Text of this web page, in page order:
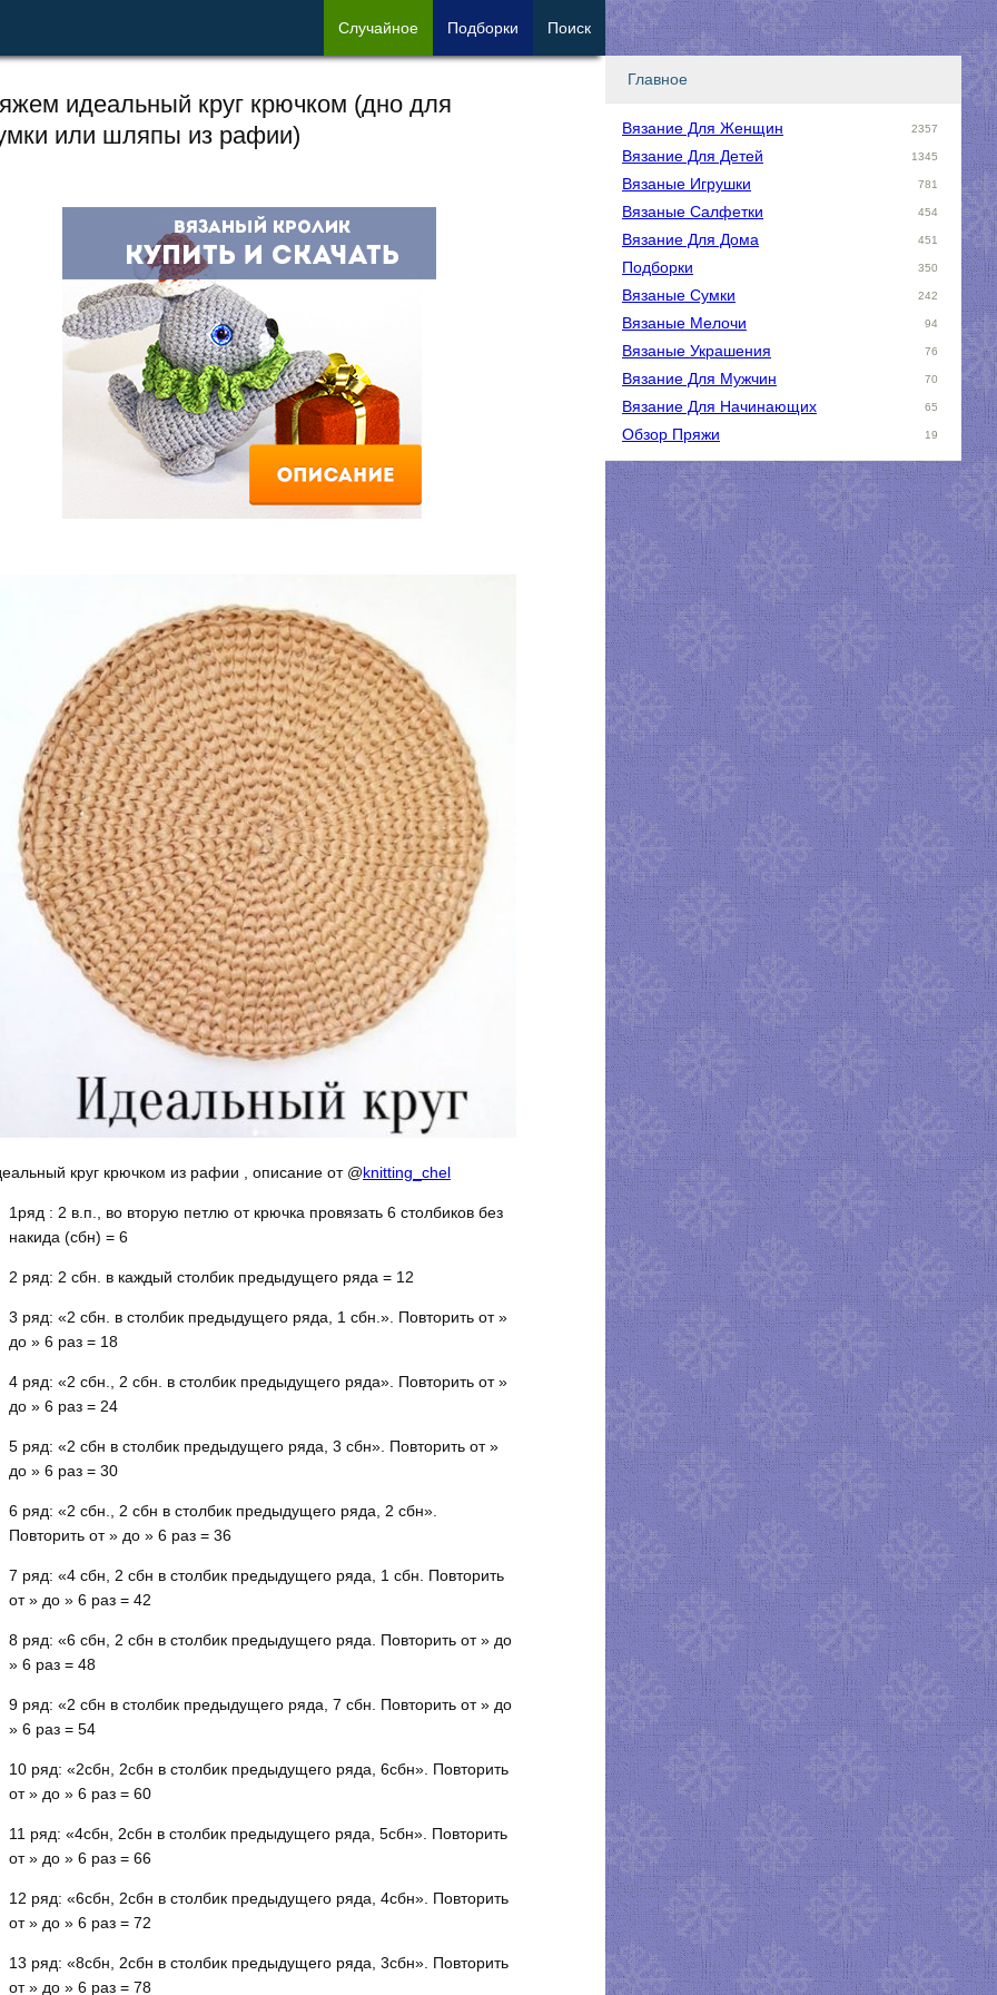
идеальный круг крючком (дно для
или шляпы из рафии)
круг крючком из рафии , описание от @knitting_chel
1ряд : 2 в.п., во вторую петлю от крючка провязать 6 столбиков без
накида (сбн) = 6
2 ряд: 2 сбн. в каждый столбик предыдущего ряда = 12
3 ряд: «2 сбн. в столбик предыдущего ряда, 1 сбн.». Повторить от »
до » 6 раз = 18
4 ряд: «2 сбн., 2 сбн. в столбик предыдущего ряда». Повторить от »
до » 6 раз = 24
5 ряд: «2 сбн в столбик предыдущего ряда, 3 сбн». Повторить от »
до » 6 раз = 30
6 ряд: «2 сбн., 2 сбн в столбик предыдущего ряда, 2 сбн».
Повторить от » до » 6 раз = 36
7 ряд: «4 сбн, 2 сбн в столбик предыдущего ряда, 1 сбн. Повторить
от » до » 6 раз = 42
8 ряд: «6 сбн, 2 сбн в столбик предыдущего ряда. Повторить от » до
» 6 раз = 48
9 ряд: «2 сбн в столбик предыдущего ряда, 7 сбн. Повторить от » до
» 6 раз = 54
10 ряд: «2сбн, 2сбн в столбик предыдущего ряда, 6сбн». Повторить
от » до » 6 раз = 60
11 ряд: «4сбн, 2сбн в столбик предыдущего ряда, 5сбн». Повторить
от » до » 6 раз = 66
12 ряд: «6сбн, 2сбн в столбик предыдущего ряда, 4сбн». Повторить
от » до » 6 раз = 72
13 ряд: «8сбн, 2сбн в столбик предыдущего ряда, 3сбн». Повторить
от » до » 6 раз = 78
Главное
Вязание Для Женщин 2357
Вязание Для Детей 1345
Вязаные Игрушки 781
Вязаные Салфетки 454
Вязание Для Дома 451
Подборки 350
Вязаные Сумки 242
Вязаные Мелочи 94
Вязаные Украшения 76
Вязание Для Мужчин 70
Вязание Для Начинающих 65
Обзор Пряжи 19
Случайное Подборки Поиск